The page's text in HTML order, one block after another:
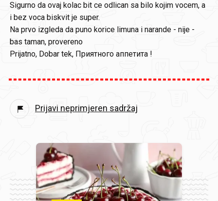
Sigurno da ovaj kolac bit ce odlican sa bilo kojim vocem, a
i bez voca biskvit je super.
Na prvo izgleda da puno korice limuna i narande - nije -
bas taman, provereno
Prijatno, Dobar tek, Приятного аппетита !
Prijavi neprimjeren sadržaj